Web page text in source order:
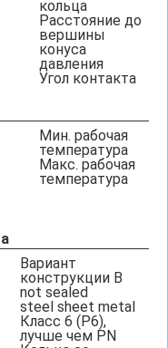
кольца
Расстояние до
вершины
конуса
давления
Угол контакта
Мин. рабочая
температура
Макс. рабочая
температура
Вариант
конструкции B
not sealed
steel sheet metal
Класс 6 (P6),
лучше чем PN